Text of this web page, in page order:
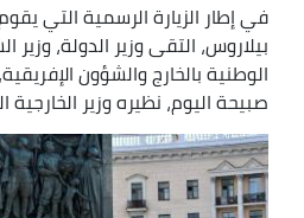
في إطار الزيارة الرسمية التي
بيلاروس، التقى وزير الدولة، وزير
الوطنية بالخارج والشؤون
صبيحة اليوم، نظيره وزير الخارجية